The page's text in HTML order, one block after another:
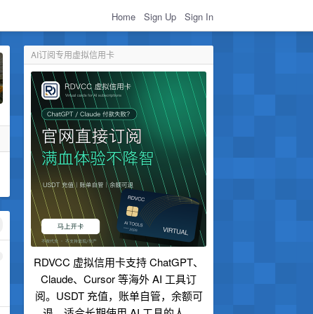
Home Sign Up Sign In
AI订阅专用虚拟信用卡
RDVCC 虚拟信用卡支持 ChatGPT、
Claude、Cursor 等海外 AI 工具订
阅。USDT 充值，账单自管，余额可